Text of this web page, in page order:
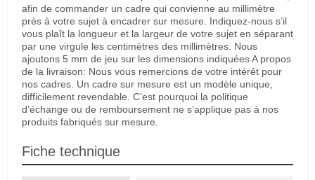
afin de commander un cadre qui convienne au millimètre
près à votre sujet à encadrer sur mesure. Indiquez-nous s’il
vous plaît la longueur et la largeur de votre sujet en séparant
par une virgule les centimètres des millimètres. Nous
ajoutons 5 mm de jeu sur les dimensions indiquées A propos
de la livraison: Nous vous remercions de votre intérêt pour
nos cadres. Un cadre sur mesure est un modèle unique,
difficilement revendable. C’est pourquoi la politique
d’échange ou de remboursement ne s’applique pas à nos
produits fabriqués sur mesure.
Fiche technique